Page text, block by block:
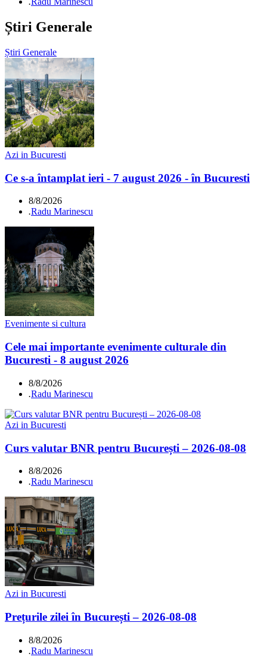
Știri Generale
Știri Generale
Azi in Bucuresti
Ce s-a întamplat ieri - 7 august 2026 - în Bucuresti
8/8/2026
.Radu Marinescu
Evenimente si cultura
Cele mai importante evenimente culturale din
Bucuresti - 8 august 2026
8/8/2026
.Radu Marinescu
Azi in Bucuresti
Curs valutar BNR pentru București – 2026-08-08
8/8/2026
.Radu Marinescu
Azi in Bucuresti
Prețurile zilei în București – 2026-08-08
8/8/2026
.Radu Marinescu